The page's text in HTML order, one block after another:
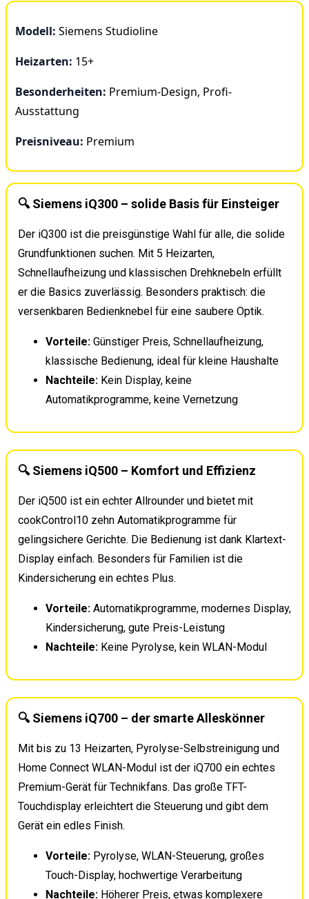
Modell: Siemens Studioline
Heizarten: 15+
Besonderheiten: Premium-Design, Profi-
Ausstattung
Preisniveau: Premium
🔍 Siemens iQ300 – solide Basis für Einsteiger
Der iQ300 ist die preisgünstige Wahl für alle, die solide
Grundfunktionen suchen. Mit 5 Heizarten,
Schnellaufheizung und klassischen Drehknebeln erfüllt
er die Basics zuverlässig. Besonders praktisch: die
versenkbaren Bedienknebel für eine saubere Optik.
Vorteile: Günstiger Preis, Schnellaufheizung,
klassische Bedienung, ideal für kleine Haushalte
Nachteile: Kein Display, keine
Automatikprogramme, keine Vernetzung
🔍 Siemens iQ500 – Komfort und Effizienz
Der iQ500 ist ein echter Allrounder und bietet mit
cookControl10 zehn Automatikprogramme für
gelingsichere Gerichte. Die Bedienung ist dank Klartext-
Display einfach. Besonders für Familien ist die
Kindersicherung ein echtes Plus.
Vorteile: Automatikprogramme, modernes Display,
Kindersicherung, gute Preis-Leistung
Nachteile: Keine Pyrolyse, kein WLAN-Modul
🔍 Siemens iQ700 – der smarte Alleskönner
Mit bis zu 13 Heizarten, Pyrolyse-Selbstreinigung und
Home Connect WLAN-Modul ist der iQ700 ein echtes
Premium-Gerät für Technikfans. Das große TFT-
Touchdisplay erleichtert die Steuerung und gibt dem
Gerät ein edles Finish.
Vorteile: Pyrolyse, WLAN-Steuerung, großes
Touch-Display, hochwertige Verarbeitung
Nachteile: Höherer Preis, etwas komplexere